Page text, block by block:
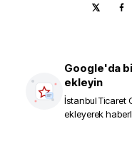
Google'da
ekleyin
İstanbul Ticaret
ekleyerek